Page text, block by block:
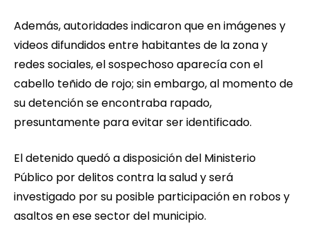
Además, autoridades indicaron que en imágenes y
videos difundidos entre habitantes de la zona y
redes sociales, el sospechoso aparecía con el
cabello teñido de rojo; sin embargo, al momento de
su detención se encontraba rapado,
presuntamente para evitar ser identificado.
El detenido quedó a disposición del Ministerio
Público por delitos contra la salud y será
investigado por su posible participación en robos y
asaltos en ese sector del municipio.